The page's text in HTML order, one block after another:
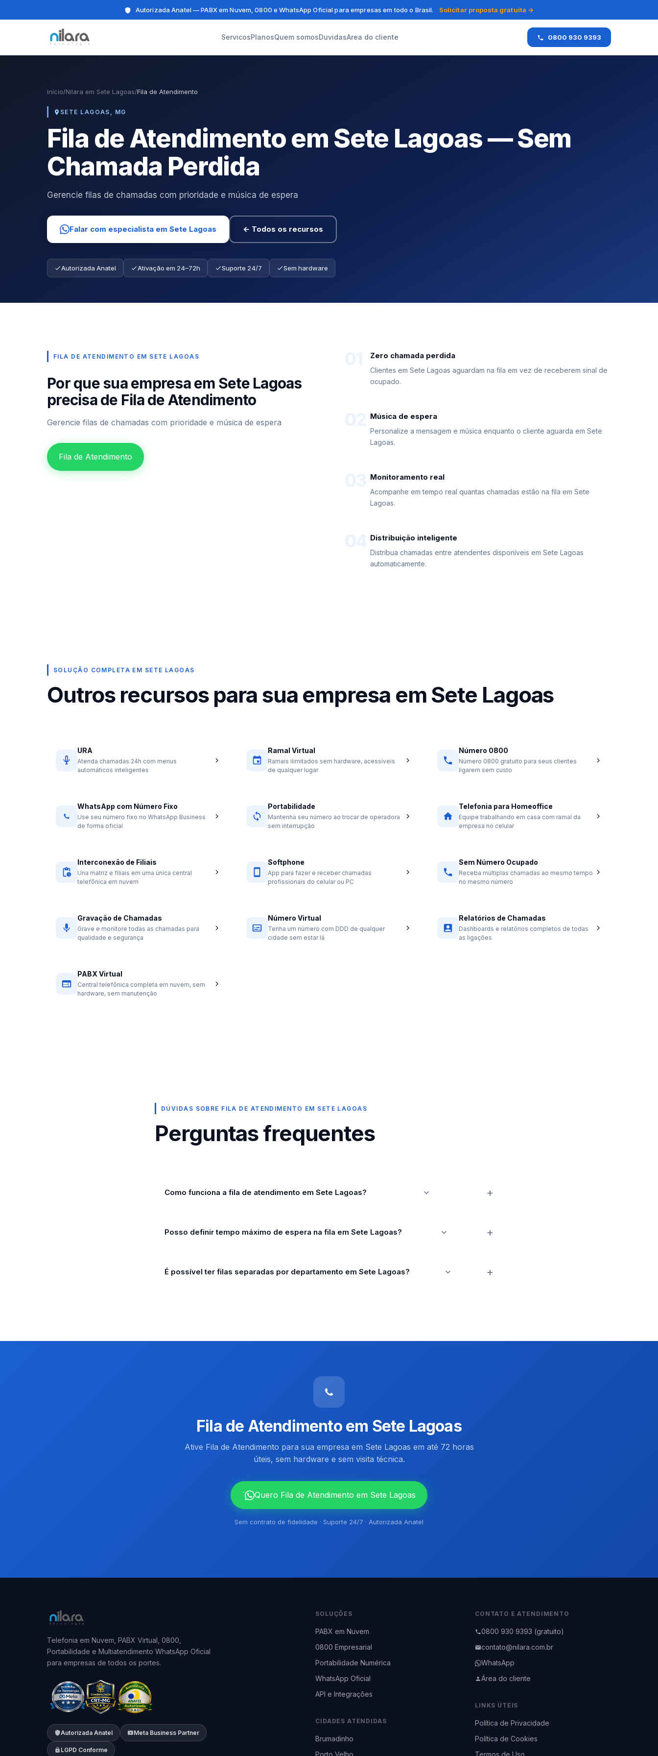
Autorizada Anatel — PABX em Nuvem, 0800 e WhatsApp Oficial para empresas em todo o Brasil. Solicitar proposta gratuita →
ServicosPlanosQuem somosDuvidasArea do cliente 0800 930 9393
Início/Nilara em Sete Lagoas/Fila de Atendimento
SETE LAGOAS, MG
Fila de Atendimento em Sete Lagoas — Sem
Chamada Perdida
Gerencie filas de chamadas com prioridade e música de espera
Falar com especialista em Sete Lagoas ← Todos os recursos
Autorizada Anatel Ativação em 24–72h Suporte 24/7 Sem hardware
FILA DE ATENDIMENTO EM SETE LAGOAS
Por que sua empresa em Sete Lagoas
precisa de Fila de Atendimento
Gerencie filas de chamadas com prioridade e música de espera
Fila de Atendimento
Zero chamada perdida
Clientes em Sete Lagoas aguardam na fila em vez de receberem sinal de
ocupado.
Música de espera
Personalize a mensagem e música enquanto o cliente aguarda em Sete
Lagoas.
Monitoramento real
Acompanhe em tempo real quantas chamadas estão na fila em Sete
Lagoas.
Distribuição inteligente
Distribua chamadas entre atendentes disponíveis em Sete Lagoas
automaticamente.
SOLUÇÃO COMPLETA EM SETE LAGOAS
Outros recursos para sua empresa em Sete Lagoas
URA
Atenda chamadas 24h com menus
automáticos inteligentes
Ramal Virtual
Ramais ilimitados sem hardware, acessíveis
de qualquer lugar
Número 0800
Número 0800 gratuito para seus clientes
ligarem sem custo
WhatsApp com Número Fixo
Use seu número fixo no WhatsApp Business
de forma oficial
Portabilidade
Mantenha seu número ao trocar de operadora
sem interrupção
Telefonia para Homeoffice
Equipe trabalhando em casa com ramal da
empresa no celular
Interconexão de Filiais
Una matriz e filiais em uma única central
telefônica em nuvem
Softphone
App para fazer e receber chamadas
profissionais do celular ou PC
Sem Número Ocupado
Receba múltiplas chamadas ao mesmo tempo
no mesmo número
Gravação de Chamadas
Grave e monitore todas as chamadas para
qualidade e segurança
Número Virtual
Tenha um número com DDD de qualquer
cidade sem estar lá
Relatórios de Chamadas
Dashboards e relatórios completos de todas
as ligações
PABX Virtual
Central telefônica completa em nuvem, sem
hardware, sem manutenção
DÚVIDAS SOBRE FILA DE ATENDIMENTO EM SETE LAGOAS
Perguntas frequentes
Como funciona a fila de atendimento em Sete Lagoas?
Posso definir tempo máximo de espera na fila em Sete Lagoas?
É possível ter filas separadas por departamento em Sete Lagoas?
Fila de Atendimento em Sete Lagoas
Ative Fila de Atendimento para sua empresa em Sete Lagoas em até 72 horas
úteis, sem hardware e sem visita técnica.
` Quero Fila de Atendimento em Sete Lagoas
Sem contrato de fidelidade · Suporte 24/7 · Autorizada Anatel
Telefonia em Nuvem, PABX Virtual, 0800,
Portabilidade e Multiatendimento WhatsApp Oficial
para empresas de todos os portes.
Autorizada Anatel Meta Business Partner
LGPD Conforme
SOLUÇÕES
PABX em Nuvem
0800 Empresarial
Portabilidade Numérica
WhatsApp Oficial
API e Integrações
CIDADES ATENDIDAS
Brumadinho
Porto Velho
CONTATO E ATENDIMENTO
0800 930 9393 (gratuito)
contato@nilara.com.br
WhatsApp
Área do cliente
LINKS ÚTEIS
Política de Privacidade
Política de Cookies
Termos de Uso